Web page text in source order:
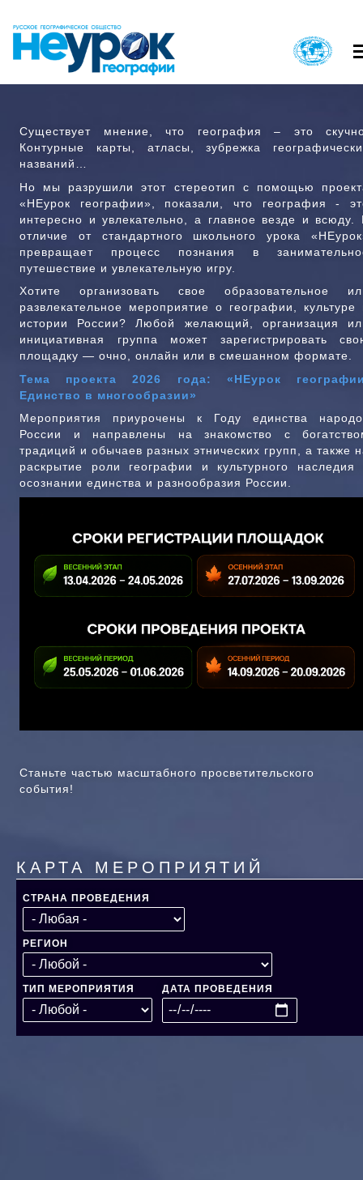
основному
содержанию
ГЛАВНОЕ
1
О ПРОЕКТЕ
ВОПРОСЫ И ОТВЕТЫ
ГЛАВНОЕ
2
КАК
Существует мнение, что география – это
Контурные карты, атласы, зубрежка
названий…
Но мы разрушили этот стереотип с помощью
«НЕурок географии», показали, что география -
интересно и увлекательно, а главное везде и всюду.
отличие от стандартного школьного урока
превращает процесс познания в
путешествие и увлекательную игру.
Хотите организовать свое образовательное
развлекательное мероприятие о географии, культуре
истории России? Любой желающий, организация
инициативная группа может зарегистрировать
площадку — очно, онлайн или в смешанном формате.
Тема проекта 2026 года: «НЕурок
Единство в многообразии»
Мероприятия приурочены к Году единства
России и направлены на знакомство с
традиций и обычаев разных этнических групп, а также
раскрытие роли географии и культурного наследия
осознании единства и разнообразия России.
Станьте частью масштабного просветительского
события!
КАРТА МЕРОПРИЯТИЙ
СТРАНА ПРОВЕДЕНИЯ
РЕГИОН
ТИП МЕРОПРИЯТИЯ ДАТА ПРОВЕДЕНИЯ